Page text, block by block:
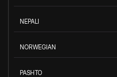
NEPALI
NORWEGIAN
PASHTO